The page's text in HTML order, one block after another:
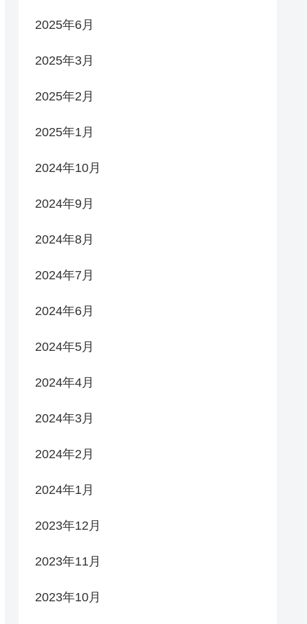
2025年6月
2025年3月
2025年2月
2025年1月
2024年10月
2024年9月
2024年8月
2024年7月
2024年6月
2024年5月
2024年4月
2024年3月
2024年2月
2024年1月
2023年12月
2023年11月
2023年10月